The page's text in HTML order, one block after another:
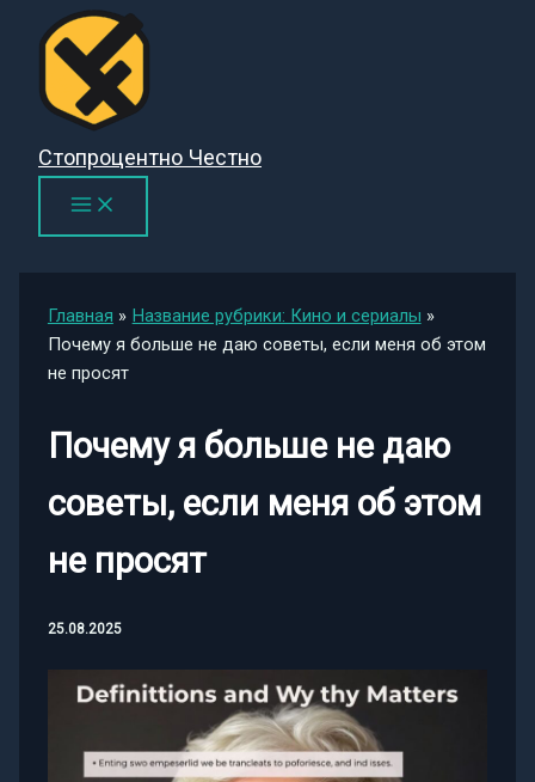
Перейти
содержимому
Стопроцентно Честно
Главная
Название рубрики: Кино и сериалы
Почему я больше не даю советы, если меня об этом
не просят
Почему я больше не даю
советы, если меня об этом
не просят
25.08.2025